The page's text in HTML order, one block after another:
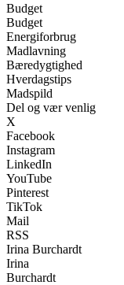
Budget
Budget
Energiforbrug
Madlavning
Bæredygtighed
Hverdagstips
Madspild
Del og vær venlig
X
Facebook
Instagram
LinkedIn
YouTube
Pinterest
TikTok
Mail
RSS
Irina Burchardt
Irina
Burchardt